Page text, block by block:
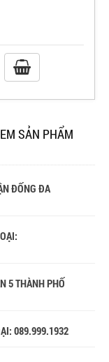
SẢN PHẨM
ĐỐNG ĐA
5 THÀNH PHỐ
089.999.1932